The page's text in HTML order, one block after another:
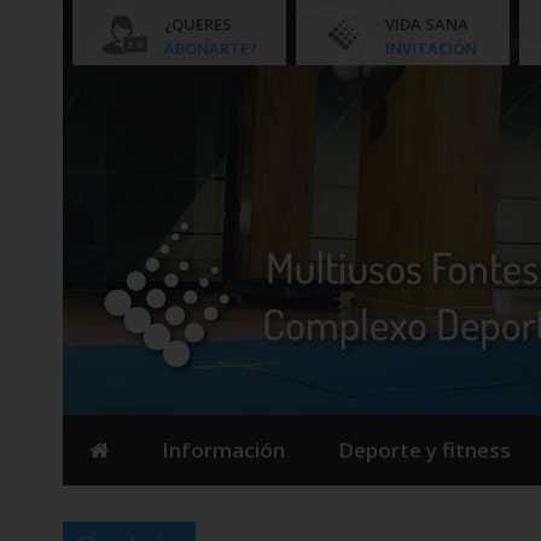
¿QUERES
ABONARTE?
VIDA SANA
INVITACIÓN
Información Deporte y fitness